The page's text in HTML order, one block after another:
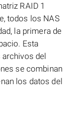
RAID 1
todos los NAS
la primera de
Esta
del
se combinan
los datos del